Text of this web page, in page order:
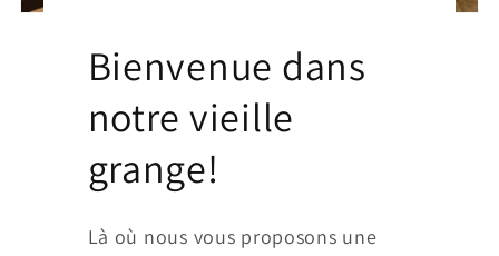
Bienvenue dans
notre vieille
grange!
Là où nous vous proposons une